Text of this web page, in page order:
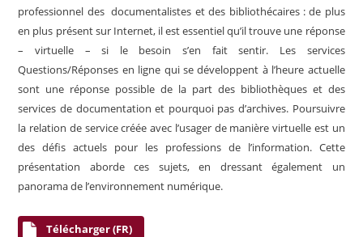
professionnel des documentalistes et des bibliothécaires : de plus
en plus présent sur Internet, il est essentiel qu’il trouve une réponse
– virtuelle – si le besoin s’en fait sentir. Les services
Questions/Réponses en ligne qui se développent à l’heure actuelle
sont une réponse possible de la part des bibliothèques et des
services de documentation et pourquoi pas d’archives. Poursuivre
la relation de service créée avec l’usager de manière virtuelle est un
des défis actuels pour les professions de l’information. Cette
présentation aborde ces sujets, en dressant également un
panorama de l’environnement numérique.
Télécharger (FR)